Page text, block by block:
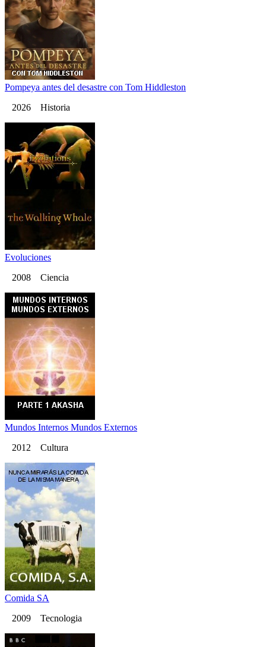
Pompeya antes del desastre con Tom Hiddleston
2026 Historia
Evoluciones
2008 Ciencia
Mundos Internos Mundos Externos
2012 Cultura
Comida SA
2009 Tecnologia